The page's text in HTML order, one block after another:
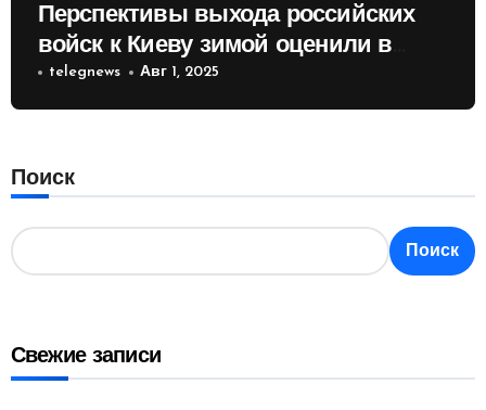
Перспективы выхода российских
войск к Киеву зимой оценили в
России
telegnews Авг 1, 2025
Поиск
Поиск
Свежие записи